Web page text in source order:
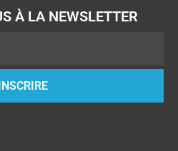
À LA NEWSLETTER